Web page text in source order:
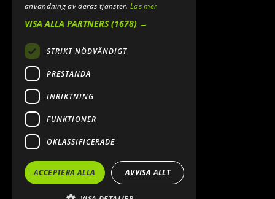
användning av deras tjänster.Läs mer
VISA ALLA PARTNERS(1678) →
STRIKT NÖDVÄNDIGT
PRESTANDA
INRIKTNING
FUNKTIONER
OKLASSIFICERADE
ACCEPTERA ALLA AVVISA ALLT